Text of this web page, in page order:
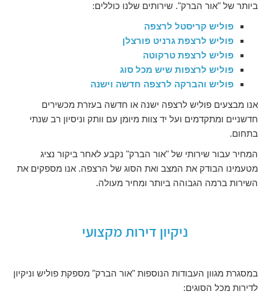
ביותר של "אור הברק". שירותים שלנו כוללים:
פוליש קריסטל לרצפה
פוליש לרצפת גרניט פורצלן
פוליש לרצפת טרקוטה
פוליש לרצפות שיש מכל סוג
פוליש והברקה לרצפה חדשה וישנה
אנו מבצעים פוליש לרצפה ישנה או חדשה בעזרת מכשירים
חדשניים ומתקדמים ועל יד צוות מיומן עם וותק וניסיון רב שנתי
בתחום.
המחיר עבור שירותי של "אור הברק" נקבע לאחר ביקור נציג
מטעמינו הבודק את המצב ואת הסוג של הרצפה. אנו מספקים את
השירות ברמה הגבוהה ביותר ומחיר מעולה.
ניקיון דירות מקצועי
במסגרת מגוון העבודות הנוספות "אור הברק" מספקת פוליש וניקיון
לדירות מכל הסוגים: